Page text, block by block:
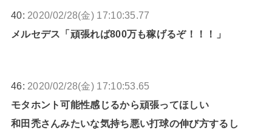
40: 2020/02/28(金) 17:10:35.77
メルセデス「頑張れば800万も稼げるぞ！！！」
46: 2020/02/28(金) 17:10:53.65
モタホント可能性感じるから頑張ってほしい
和田禿さんみたいな気持ち悪い打球の伸び方するし